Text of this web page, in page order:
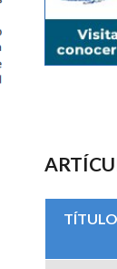
TÍTULO